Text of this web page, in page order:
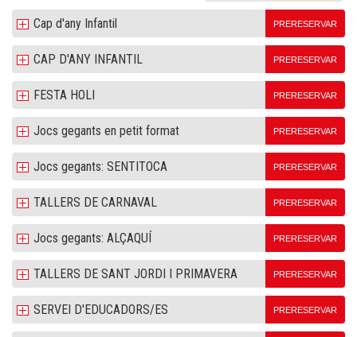
Cap d'any Infantil PRERESERVAR
CAP D'ANY INFANTIL PRERESERVAR
FESTA HOLI PRERESERVAR
Jocs gegants en petit format PRERESERVAR
Jocs gegants: SENTITOCA PRERESERVAR
TALLERS DE CARNAVAL PRERESERVAR
Jocs gegants: ALÇAQUÍ PRERESERVAR
TALLERS DE SANT JORDI I PRIMAVERA PRERESERVAR
SERVEI D'EDUCADORS/ES PRERESERVAR